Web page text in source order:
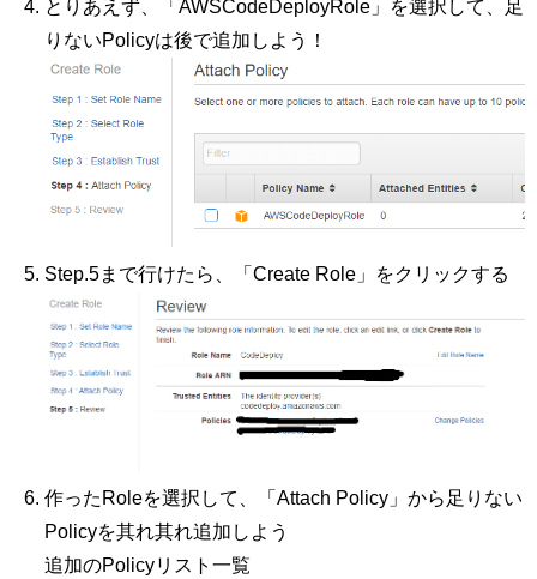
とりあえず、「AWSCodeDeployRole」を選択して、足
りないPolicyは後で追加しよう！
Step.5まで行けたら、「Create Role」をクリックする
作ったRoleを選択して、「Attach Policy」から足りない
Policyを其れ其れ追加しよう
追加のPolicyリスト一覧